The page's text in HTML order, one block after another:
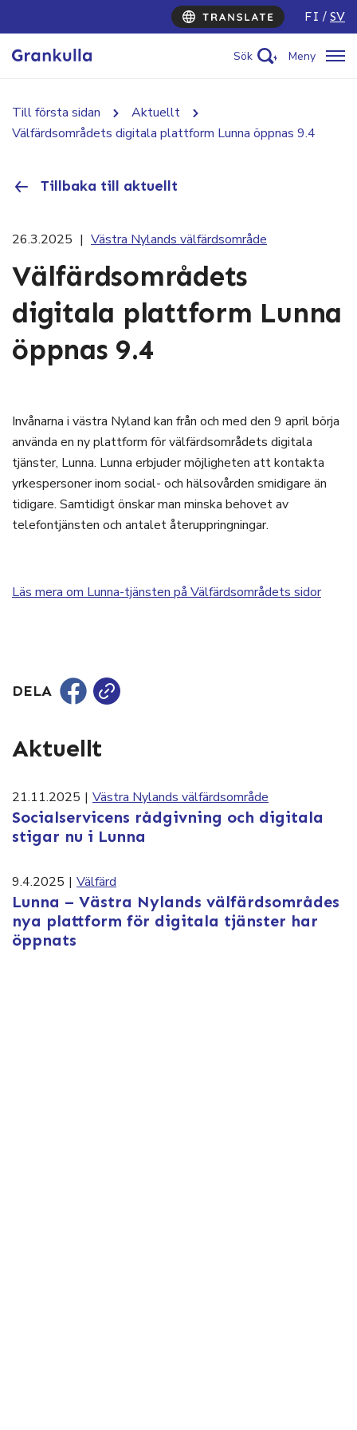
FI SV
Sök Meny
Till första sidan
Aktuellt
Välfärdsområdets digitala plattform Lunna öppnas 9.4
Tillbaka till aktuellt
26.3.2025 | Västra Nylands välfärdsområde
Välfärdsområdets
digitala plattform Lunna
öppnas 9.4
Invånarna i västra Nyland kan från och med den 9 april börja
använda en ny plattform för välfärdsområdets digitala
tjänster, Lunna. Lunna erbjuder möjligheten att kontakta
yrkespersoner inom social- och hälsovården smidigare än
tidigare. Samtidigt önskar man minska behovet av
telefontjänsten och antalet återuppringningar.
Läs mera om Lunna-tjänsten på Välfärdsområdets sidor
DELA
Aktuellt
21.11.2025 | Västra Nylands välfärdsområde
Socialservicens rådgivning och digitala
stigar nu i Lunna
9.4.2025 | Välfärd
Lunna – Västra Nylands välfärdsområdes
nya plattform för digitala tjänster har
öppnats